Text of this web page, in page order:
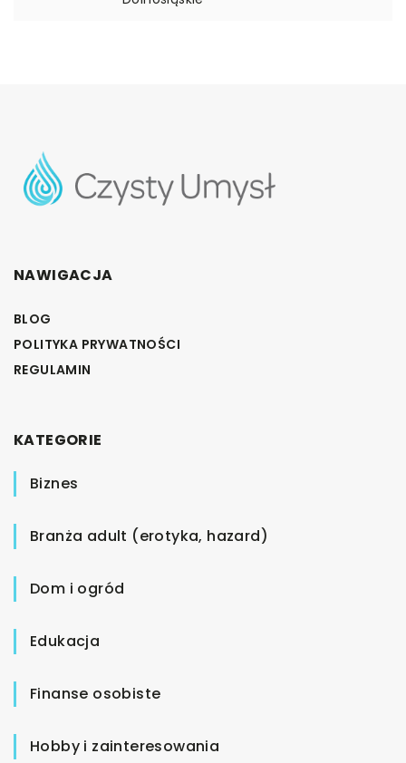
NAWIGACJA
BLOG
POLITYKA PRYWATNOŚCI
REGULAMIN
KATEGORIE
Biznes
Branża adult (erotyka, hazard)
Dom i ogród
Edukacja
Finanse osobiste
Hobby i zainteresowania